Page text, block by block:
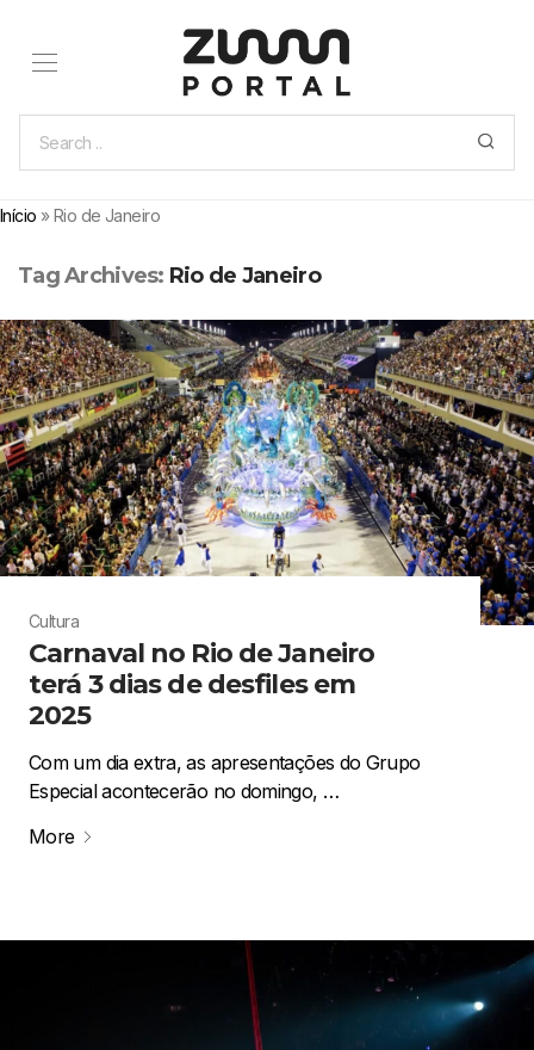
Início »Rio de Janeiro
Tag Archives: Rio de Janeiro
Cultura
Carnaval no Rio de Janeiro
terá 3 dias de desfiles em
2025
Com um dia extra, as apresentações do Grupo
Especial acontecerão no domingo, …
More